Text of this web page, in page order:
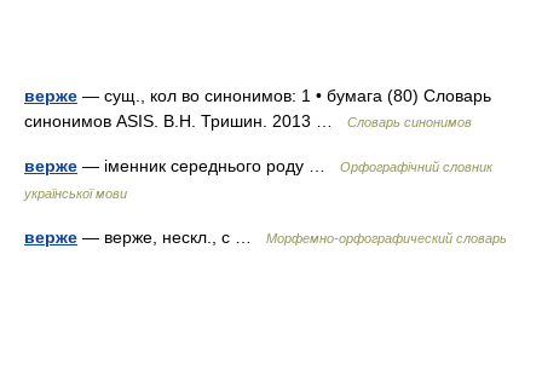
верже — сущ., кол во синонимов: 1 • бумага (80) Словарь
синонимов ASIS. В.Н. Тришин. 2013 …
Словарь синонимов
верже — іменник середнього роду …
Орфографічний словник
української мови
верже — верже, нескл., с … Морфемно-орфографический словарь